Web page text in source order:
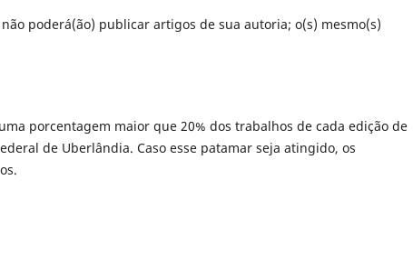
poderá(ão) publicar artigos de sua autoria; o(s) mesmo(s)
porcentagem maior que 20% dos trabalhos de cada edição de
de Uberlândia. Caso esse patamar seja atingido, os